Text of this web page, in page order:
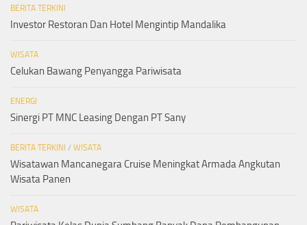
BERITA TERKINI
Investor Restoran Dan Hotel Mengintip Mandalika
WISATA
Celukan Bawang Penyangga Pariwisata
ENERGI
Sinergi PT MNC Leasing Dengan PT Sany
BERITA TERKINI / WISATA
Wisatawan Mancanegara Cruise Meningkat Armada Angkutan
Wisata Panen
WISATA